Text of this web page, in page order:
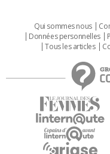
Qui sommes nous
Données personnelles
Tous les articles